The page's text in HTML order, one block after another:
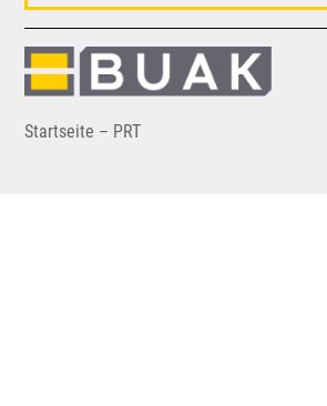
Startseite – PRT